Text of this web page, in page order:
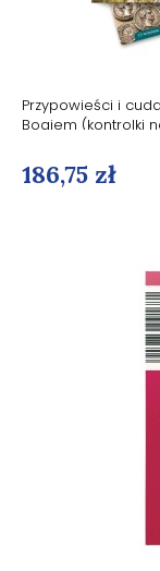
Przypowieści i
Bogiem (kontrolki
186,75 zł